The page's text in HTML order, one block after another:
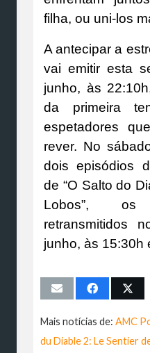
filha, ou uni-los
A antecipar a
vai emitir esta
junho, às
da primeira
espetadores
rever. No
dois episódios
de “O Salto do
Lobos”,
retransmitidos
junho, às 15:30h
Mais notícias de: AMC
du Diable 2: Le Sentier